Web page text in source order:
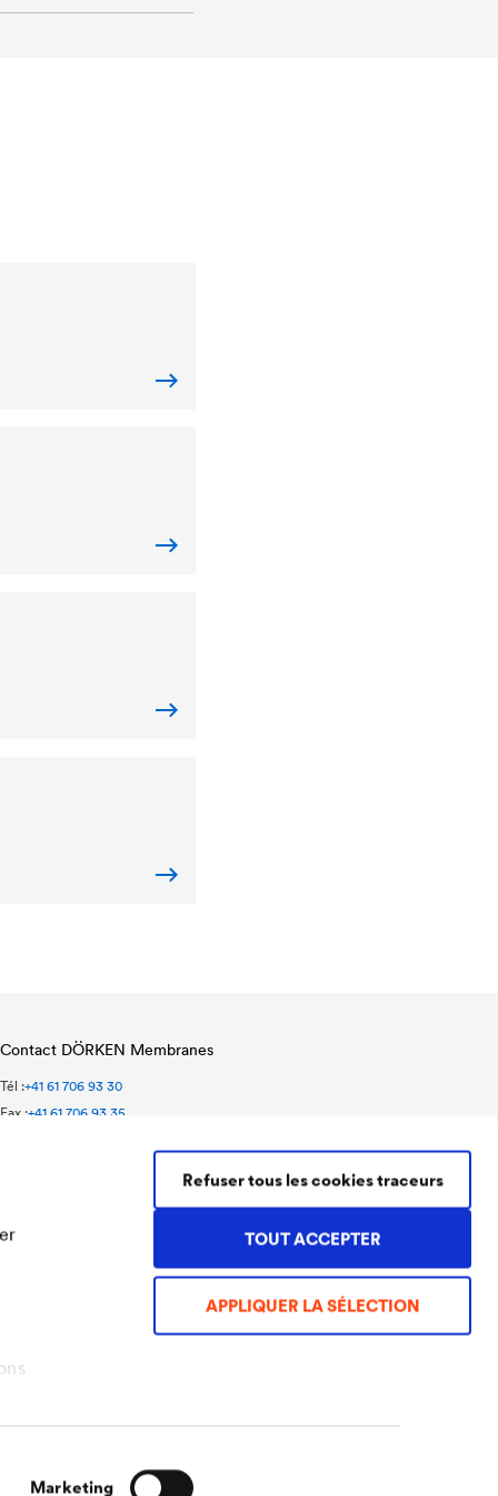
Marketing
TOUT ACCEPTER
APPLIQUER LA SÉLECTION
Refuser tous les cookies traceurs
Contact DÖRKEN Membranes
Tél :+41 61 706 93 30
Fax :+41 61 706 93 35
Mentions légales Conditions générales de vente